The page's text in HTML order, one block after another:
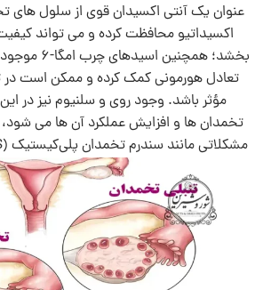
عنوان یک آنتی‌ اکسیدان قوی از سلول‌ های
اکسیداتیو محافظت کرده و می‌ تواند
بخشد؛
تعادل هورمونی کمک کرده و ممکن است در
مؤثر باشد. وجود روی و سلنیوم نیز در
تخمدان‌ ها و افزایش عملکرد آن‌ ها می‌ شود،
مشکلاتی مانند سندرم تخمدان پلی‌کیستیک (PCOS) مواجه هستند.